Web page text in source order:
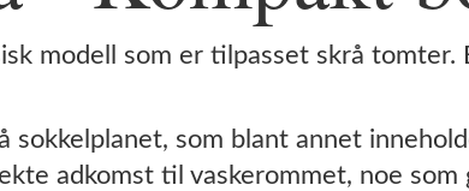
modell som er tilpasset skrå
sokkelplanet, som blant annet
adkomst til vaskerommet, noe